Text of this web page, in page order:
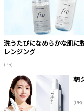
洗うたびになめらかな肌に
レンジング
(PR)
朝
(PR)